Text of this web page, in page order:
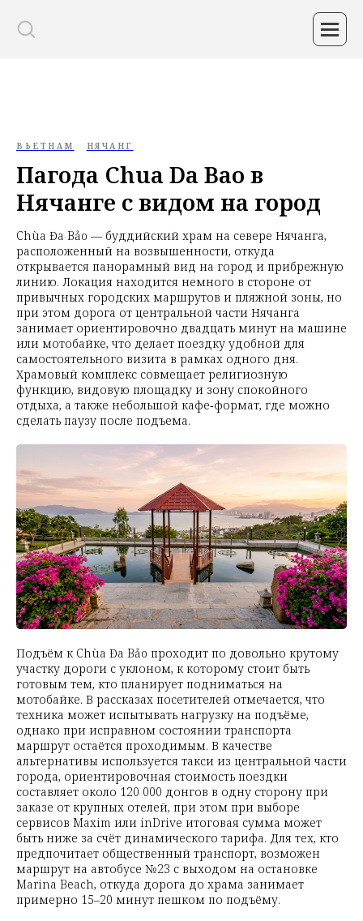
ВЬЕТНАМ НЯЧАНГ
Пагода Chua Da Bao в
Нячанге с видом на город
Chùa Đa Bảo — буддийский храм на севере Нячанга,
расположенный на возвышенности, откуда
открывается панорамный вид на город и прибрежную
линию. Локация находится немного в стороне от
привычных городских маршрутов и пляжной зоны, но
при этом дорога от центральной части Нячанга
занимает ориентировочно двадцать минут на машине
или мотобайке, что делает поездку удобной для
самостоятельного визита в рамках одного дня.
Храмовый комплекс совмещает религиозную
функцию, видовую площадку и зону спокойного
отдыха, а также небольшой кафе‑формат, где можно
сделать паузу после подъема.
Подъём к Chùa Đa Bảo проходит по довольно крутому
участку дороги с уклоном, к которому стоит быть
готовым тем, кто планирует подниматься на
мотобайке. В рассказах посетителей отмечается, что
техника может испытывать нагрузку на подъёме,
однако при исправном состоянии транспорта
маршрут остаётся проходимым. В качестве
альтернативы используется такси из центральной части
города, ориентировочная стоимость поездки
составляет около 120 000 донгов в одну сторону при
заказе от крупных отелей, при этом при выборе
сервисов Maxim или inDrive итоговая сумма может
быть ниже за счёт динамического тарифа. Для тех, кто
предпочитает общественный транспорт, возможен
маршрут на автобусе №23 с выходом на остановке
Marina Beach, откуда дорога до храма занимает
примерно 15–20 минут пешком по подъёму.